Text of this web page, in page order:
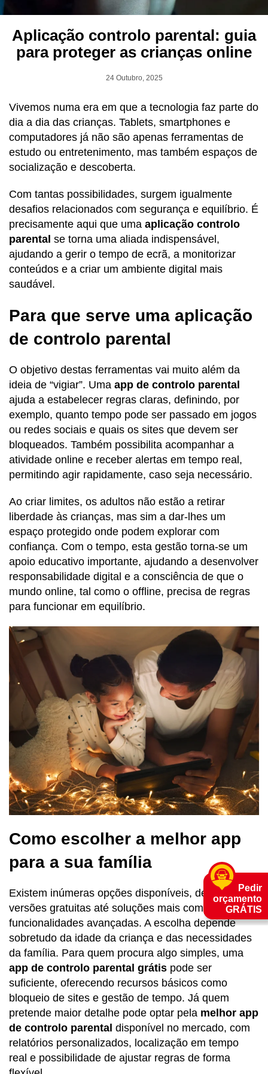
Aplicação controlo parental: guia
para proteger as crianças online
24 Outubro, 2025
Vivemos numa era em que a tecnologia faz parte do
dia a dia das crianças. Tablets, smartphones e
computadores já não são apenas ferramentas de
estudo ou entretenimento, mas também espaços de
socialização e descoberta.
Com tantas possibilidades, surgem igualmente
desafios relacionados com segurança e equilíbrio. É
precisamente aqui que uma aplicação controlo
parental se torna uma aliada indispensável,
ajudando a gerir o tempo de ecrã, a monitorizar
conteúdos e a criar um ambiente digital mais
saudável.
Para que serve uma aplicação
de controlo parental
O objetivo destas ferramentas vai muito além da
ideia de “vigiar”. Uma app de controlo parental
ajuda a estabelecer regras claras, definindo, por
exemplo, quanto tempo pode ser passado em jogos
ou redes sociais e quais os sites que devem ser
bloqueados. Também possibilita acompanhar a
atividade online e receber alertas em tempo real,
permitindo agir rapidamente, caso seja necessário.
Ao criar limites, os adultos não estão a retirar
liberdade às crianças, mas sim a dar-lhes um
espaço protegido onde podem explorar com
confiança. Com o tempo, esta gestão torna-se um
apoio educativo importante, ajudando a desenvolver
responsabilidade digital e a consciência de que o
mundo online, tal como o offline, precisa de regras
para funcionar em equilíbrio.
Como escolher a melhor app
para a sua família
Existem inúmeras opções disponíveis, desde
versões gratuitas até soluções mais completas com
funcionalidades avançadas. A escolha depende
sobretudo da idade da criança e das necessidades
da família. Para quem procura algo simples, uma
app de controlo parental grátis pode ser
suficiente, oferecendo recursos básicos como
bloqueio de sites e gestão de tempo. Já quem
pretende maior detalhe pode optar pela melhor app
de controlo parental disponível no mercado, com
relatórios personalizados, localização em tempo
real e possibilidade de ajustar regras de forma
Pedir
orçamento
GRÁTIS